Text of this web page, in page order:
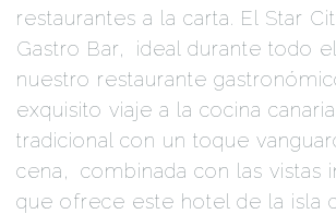
restaurantes a la carta. El Star
Gastro Bar,
ideal durante todo
nuestro restaurante
exquisito viaje a la cocina
tradicional con un toque
cena,
combinada con las vistas
que ofrece este hotel de la isla